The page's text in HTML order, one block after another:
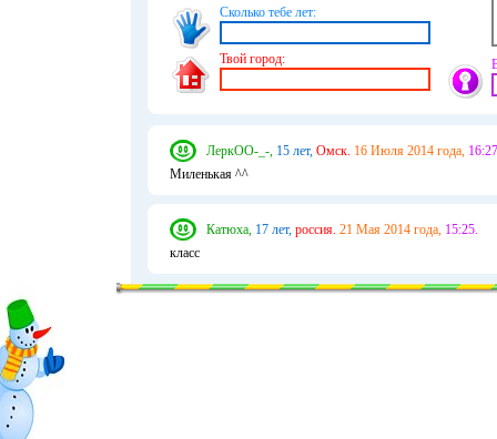
Сколько тебе лет:
Твой город:
ЛеркОО-_-, 15 лет, Омск. 16 Июля 2014 года,
Миленькая ^^
Катюха, 17 лет, россия. 21 Мая 2014 года, 15:25.
класс